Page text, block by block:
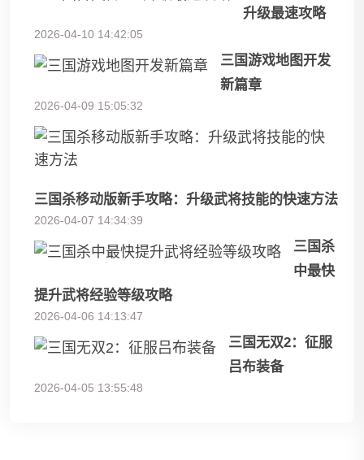
升级最速攻略
2026-04-10 14:42:05
三国游戏地图开发
新篇章
2026-04-09 15:05:32
三国杀移动版新手攻略：升级武将技能的快速方法
2026-04-07 14:34:39
三国杀
中最快
提升武将经验等级攻略
2026-04-06 14:13:47
三国无双2：征服
吕布装备
2026-04-05 13:55:48